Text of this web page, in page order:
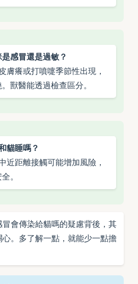
感冒還是過敏？
膚癢或打噴嚏季節性出現，
獸醫能透過檢查區分。
貓睡嗎？
近距離接觸可能增加風險，
。
會傳染給貓嗎的疑慮背後，其
。多了解一點，就能少一點擔